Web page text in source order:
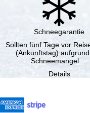
Schneegarantie
Sollten fünf Tage vor
(Ankunftstag)
Schneemangel …
Details